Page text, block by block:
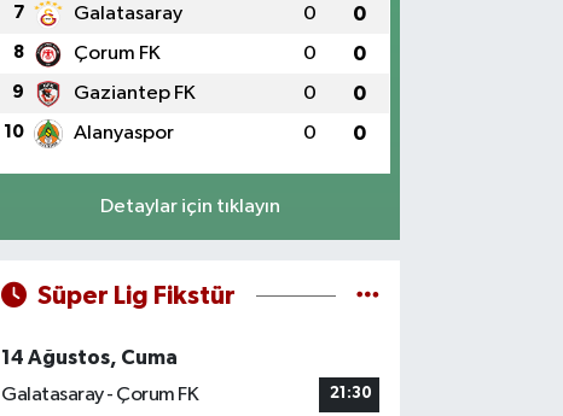
7 Galatasaray 0 0
8 Çorum FK 0 0
9 Gaziantep FK 0 0
10 Alanyaspor 0 0
Detaylar için tıklayın
Süper Lig Fikstür
14 Ağustos, Cuma
Galatasaray - Çorum FK
21:30